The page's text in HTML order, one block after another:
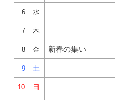
6 水
7 木
8 金 新春の集い
9 土
10 日